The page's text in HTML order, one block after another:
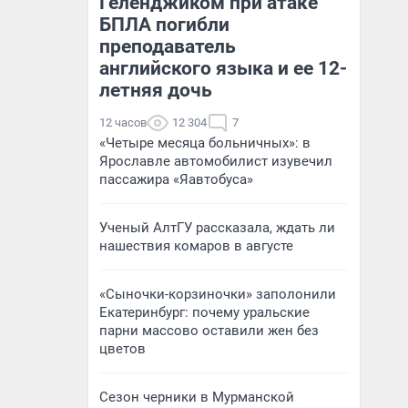
БПЛА погибли
преподаватель
английского языка и ее 12-
летняя дочь
12 часов 12 304 7
«Четыре месяца больничных»: в
Ярославле автомобилист изувечил
пассажира «Яавтобуса»
Ученый АлтГУ рассказала, ждать ли
нашествия комаров в августе
«Сыночки-корзиночки» заполонили
Екатеринбург: почему уральские
парни массово оставили жен без
цветов
Сезон черники в Мурманской